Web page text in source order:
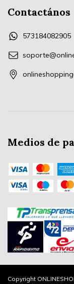
Contactános
573184082905
Medios de
Copyright